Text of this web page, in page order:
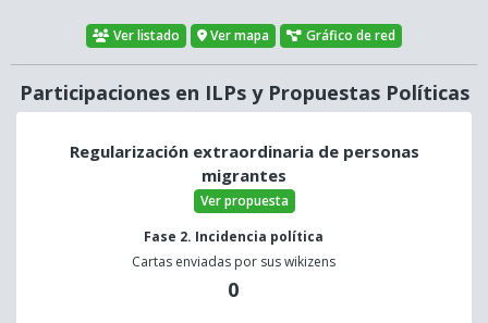
Ver listado Ver mapa Gráfico de red
Participaciones en ILPs y Propuestas Políticas
Regularización extraordinaria de personas
migrantes
Ver propuesta
Fase 2. Incidencia política
Cartas enviadas por sus wikizens
0